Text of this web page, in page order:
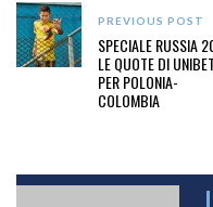
PREVIOUS POST
SPECIALE RUSSIA
LE QUOTE DI UNIBET
PER POLONIA-
COLOMBIA